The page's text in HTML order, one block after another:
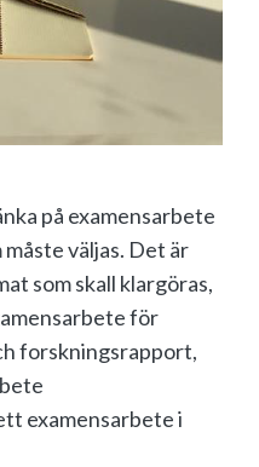
på examensarbete
väljas. Det är
som skall klargöras,
för
forskningsrapport,
examensarbete i